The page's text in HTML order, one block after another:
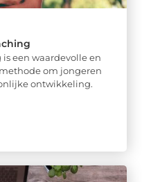
een waardevolle en
om jongeren
ontwikkeling.